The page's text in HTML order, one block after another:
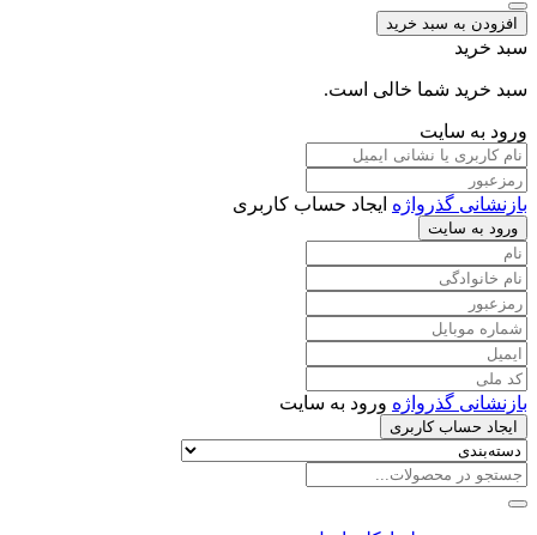
ادکلن
والنتینو
الحمبرا
ویتا
الحمبرا
افزودن به سبد خرید
سبد خرید
سبد خرید شما خالی است.
ورود به سایت
بازنشانی گذرواژه ایجاد حساب کاربری
ورود به سایت
بازنشانی گذرواژه ورود به سایت
ایجاد حساب کاربری